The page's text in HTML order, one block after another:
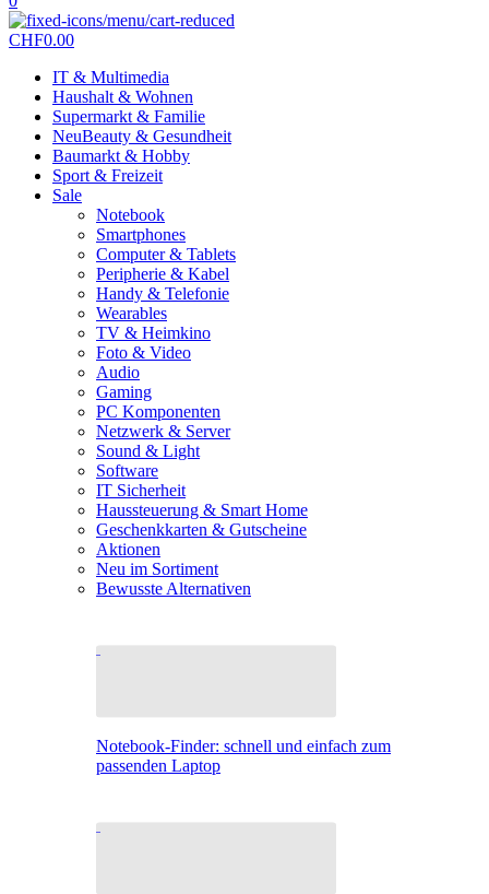
CHF0.00
IT & Multimedia
Haushalt & Wohnen
Supermarkt & Familie
NeuBeauty & Gesundheit
Baumarkt & Hobby
Sport & Freizeit
Sale
Notebook
Smartphones
Computer & Tablets
Peripherie & Kabel
Handy & Telefonie
Wearables
TV & Heimkino
Foto & Video
Audio
Gaming
PC Komponenten
Netzwerk & Server
Sound & Light
Software
IT Sicherheit
Haussteuerung & Smart Home
Geschenkkarten & Gutscheine
Aktionen
Neu im Sortiment
Bewusste Alternativen
Notebook-Finder: schnell und einfach zum
passenden Laptop